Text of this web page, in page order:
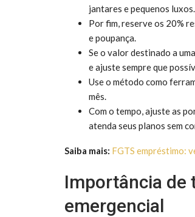
jantares e pequenos luxos.
Por fim, reserve os 20%
e poupança.
Se o valor destinado a
e ajuste sempre que
Use o método como
mês.
Com o tempo, ajuste as
atenda seus planos sem
Saiba mais: FGTS empréstimo:
Importância de
emergencial